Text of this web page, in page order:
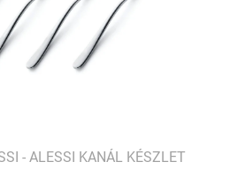
- ALESSI KANÁL KÉSZLET